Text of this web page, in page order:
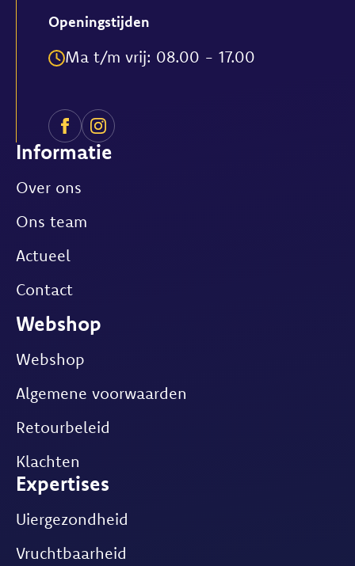
Openingstijden
Ma t/m vrij: 08.00 - 17.00
Informatie
Over ons
Ons team
Actueel
Contact
Webshop
Webshop
Algemene voorwaarden
Retourbeleid
Klachten
Expertises
Uiergezondheid
Vruchtbaarheid